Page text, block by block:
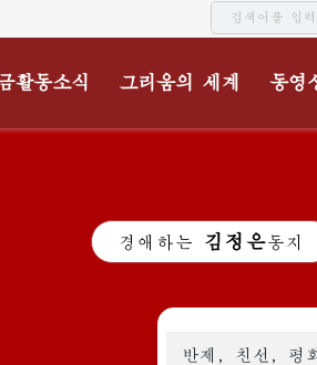
활동소식 그리움의 세계 동영
경애하는 김정은동지
반제, 친선, 평